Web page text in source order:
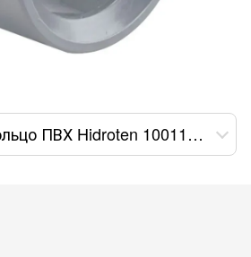
Редукционное кольцо ПВХ Hidroten 1001173, d50-20 мм